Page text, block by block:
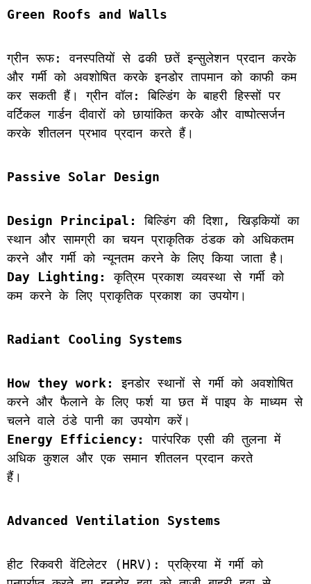
Green Roofs and Walls
ग्रीन रूफ: वनस्पतियों से ढकी छतें इन्सुलेशन प्रदान करके
और गर्मी को अवशोषित करके इनडोर तापमान को काफी कम
कर सकती हैं। ग्रीन वॉल: बिल्डिंग के बाहरी हिस्सों पर
वर्टिकल गार्डन दीवारों को छायांकित करके और वाष्पोत्सर्जन
करके शीतलन प्रभाव प्रदान करते हैं।
Passive Solar Design
Design Principal:
बिल्डिंग की दिशा, खिड़कियों का
स्थान और सामग्री का चयन प्राकृतिक ठंडक को अधिकतम
करने और गर्मी को न्यूनतम करने के लिए किया जाता है।
Day Lighting:
कृत्रिम प्रकाश व्यवस्था से गर्मी को
कम करने के लिए प्राकृतिक प्रकाश का उपयोग।
Radiant Cooling Systems
How they work:
इनडोर स्थानों से गर्मी को अवशोषित
करने और फैलाने के लिए फर्श या छत में पाइप के माध्यम से
चलने वाले ठंडे पानी का उपयोग करें।
Energy Efficiency:
पारंपरिक एसी की तुलना में
अधिक कुशल और एक समान शीतलन प्रदान करते
हैं।
Advanced Ventilation Systems
हीट रिकवरी वेंटिलेटर (HRV): प्रक्रिया में गर्मी को